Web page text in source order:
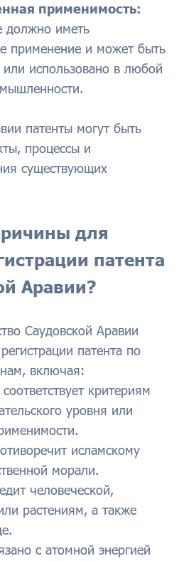
применимость:
должно иметь
применение и может быть
или использовано в любой
патенты могут быть
процессы и
существующих
для
патента
Аравии?
Саудовской Аравии
патента по
включая:
критериям
уровня или
исламскому
морали.
человеческой,
растениям, а также
с атомной энергией